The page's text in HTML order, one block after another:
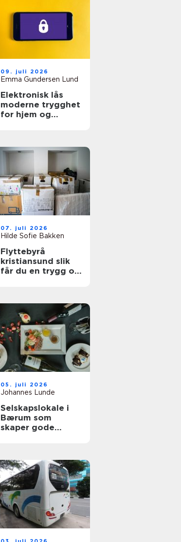
09. juli 2026
Emma Gundersen Lund
Elektronisk lås
moderne trygghet
for hjem og
07. juli 2026
Hilde Sofie Bakken
Flyttebyrå
kristiansund slik
får du en trygg og
05. juli 2026
Johannes Lunde
Selskapslokale i
Bærum som
skaper gode